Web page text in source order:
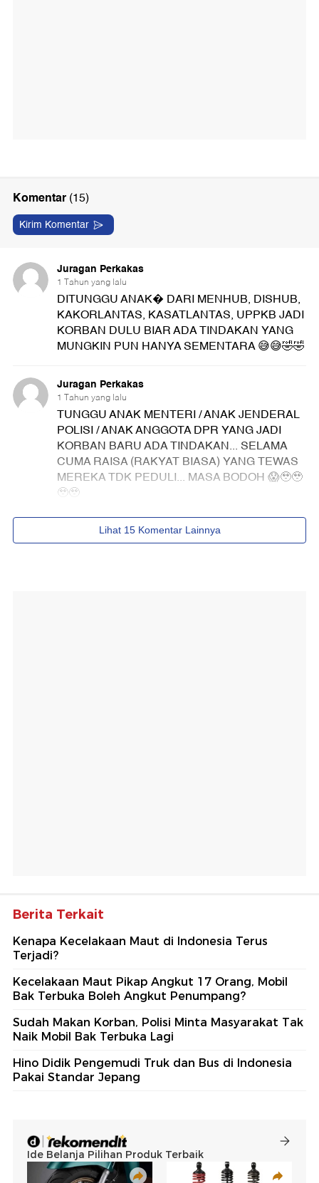
Berita Terkait
Kenapa Kecelakaan Maut di Indonesia Terus
Terjadi?
Kecelakaan Maut Pikap Angkut 17 Orang, Mobil
Bak Terbuka Boleh Angkut Penumpang?
Sudah Makan Korban, Polisi Minta Masyarakat Tak
Naik Mobil Bak Terbuka Lagi
Hino Didik Pengemudi Truk dan Bus di Indonesia
Pakai Standar Jepang